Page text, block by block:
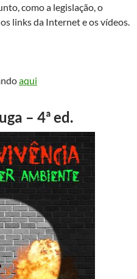
como a legislação, o
links da Internet e os vídeos.
aqui
– 4ª ed.